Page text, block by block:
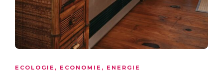
ECOLOGIE , ECONOMIE , ENERGIE